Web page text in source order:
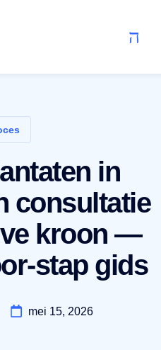
in
consultatie
kroon —
stap gids
mei 15, 2026